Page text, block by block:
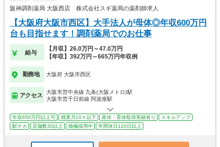
阪神調剤薬局 大阪西店 株式会社スギ薬局の薬剤師求人
【大阪府大阪市西区】大手法人が母体◎年収600万円
台も目指せます！調剤薬局でのお仕事
給与
【月収】26.0万円～47.0万円
【年収】392万円～665万円年収例
勤務地 大阪府 大阪市西区
アクセス
大阪市営中央線 九条(大阪メトロ)駅
大阪市営千日前線 阿波座駅
年収650万円以上可 残業月10ｈ以下 産休・育休取得実績有り
スキルアップ
駅チカ
店舗数30以上 積極採用中 年間休日120日以上